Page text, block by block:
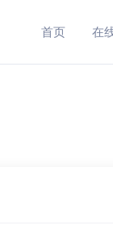
首页 在